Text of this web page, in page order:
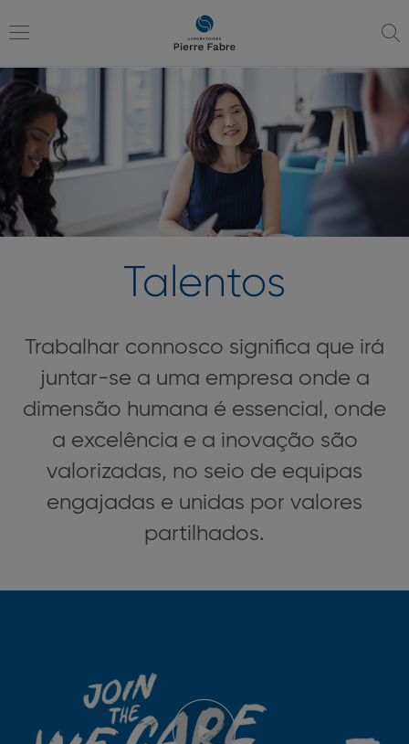
para
navegação
para
conteúdo
Toggle
navigation
Talentos
Trabalhar connosco significa que irá
juntar-se a uma empresa onde a
dimensão humana é essencial, onde
a excelência e a inovação são
valorizadas, no seio de equipas
engajadas e unidas por valores
partilhados.